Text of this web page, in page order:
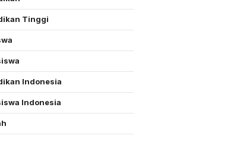
Tinggi
Indonesia
Indonesia